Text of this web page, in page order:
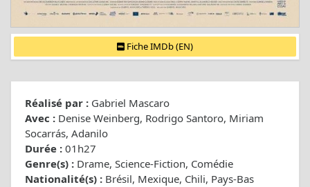
Fiche IMDb (EN)
Réalisé par : Gabriel Mascaro
Avec : Denise Weinberg, Rodrigo Santoro, Miriam
Socarrás, Adanilo
Durée : 01h27
Genre(s) : Drame, Science-Fiction, Comédie
Nationalité(s) : Brésil, Mexique, Chili, Pays-Bas